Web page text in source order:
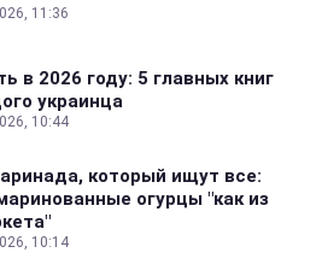
11:36
в 2026 году: 5 главных книг
украинца
10:44
который ищут все:
огурцы "как из
10:14